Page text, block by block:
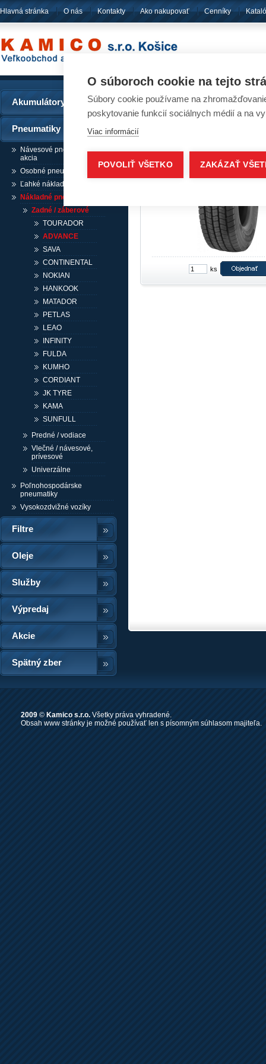
Hlavná stránka O nás Kontakty Ako nakupovať Cenníky
Akumulátory
Pneumatiky
Návesové pneumatiky /
akcia
Osobné pneumatiky
Ľahké nákladné pneumatiky
Nákladné pneumatiky
Zadné / záberové
TOURADOR
ADVANCE
SAVA
CONTINENTAL
NOKIAN
HANKOOK
MATADOR
PETLAS
LEAO
INFINITY
FULDA
KUMHO
CORDIANT
JK TYRE
KAMA
SUNFULL
Predné / vodiace
Vlečné / návesové,
prívesové
Univerzálne
Poľnohospodárske
pneumatiky
Vysokozdvižné vozíky
Filtre
Oleje
Služby
Výpredaj
Akcie
Spätný zber
Pneumatiky -
ks
2009 © Kamico s.r.o. Všetky práva vyhradené.
Obsah www stránky je možné používať len s písomným súhlasom majiteľa.
O súboroch cookie na tejto
Súbory cookie používame na
poskytovanie funkcií sociálnych médií a na
Viac informácií
POVOLIŤ VŠETKO ZAKÁZAŤ